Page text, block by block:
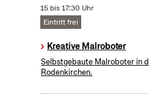
15 bis 17:30 Uhr
Eintritt frei
Kreative Malroboter
Selbstgebaute Malroboter in
Rodenkirchen.